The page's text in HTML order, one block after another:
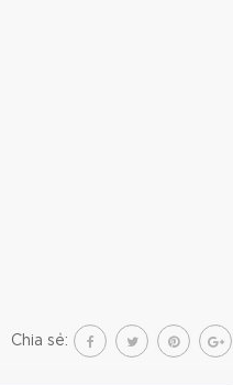
Chia sẻ: